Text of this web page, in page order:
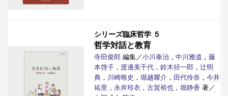
シリーズ臨床哲学 ５
哲学対話と教育
寺田俊郎 編集／小川泰治 ， 中川雅道 ， 藤
本啓子 ， 渡邊美千代 ， 鈴木径一郎 ， 辻明
典 ， 川崎唯史 ， 堀越耀介 ， 田代伶奈 ， 今井
祐里 ， 永井玲衣 ， 古賀裕也 ， 堀静香 著／